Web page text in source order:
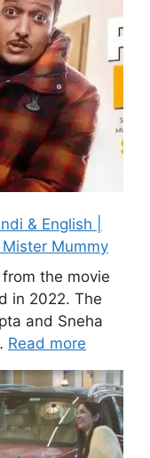
& English |
– Mister Mummy
from the movie
in 2022. The
and Sneha
Read more